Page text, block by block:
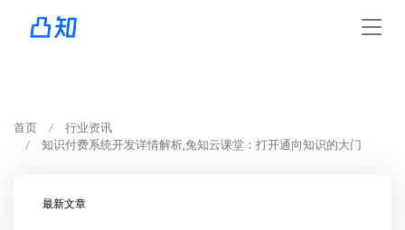
首页
行业资讯
知识付费系统开发详情解析,兔知云课堂：打开通向知识的大门
最新文章